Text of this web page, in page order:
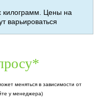
килограмм. Цены на
варьироваться
*
меняться в зависимости от
у менеджера)